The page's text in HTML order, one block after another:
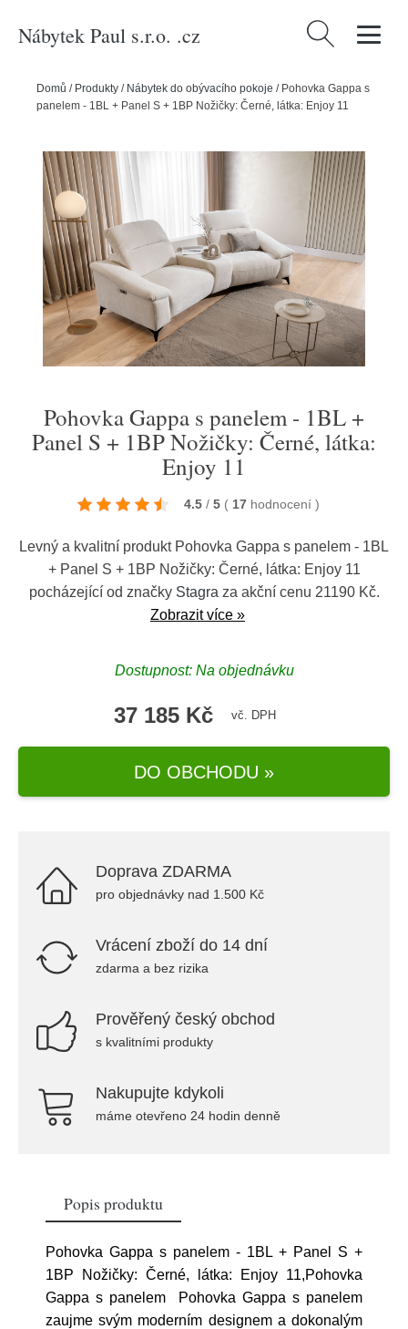
Nábytek Paul s.r.o. .cz Vyhledávání
Domů / Produkty / Nábytek do obývacího pokoje / Pohovka Gappa s
panelem - 1BL + Panel S + 1BP Nožičky: Černé, látka: Enjoy 11
Pohovka Gappa s panelem - 1BL +
Panel S + 1BP Nožičky: Černé, látka:
Enjoy 11
4.5 / 5 ( 17 hodnocení )
Levný a kvalitní produkt Pohovka Gappa s panelem - 1BL
+ Panel S + 1BP Nožičky: Černé, látka: Enjoy 11
pocházející od značky Stagra za akční cenu 21190 Kč.
Zobrazit více »
Dostupnost: Na objednávku
37 185 Kč vč. DPH
DO OBCHODU »
Doprava ZDARMA
pro objednávky nad 1.500 Kč
Vrácení zboží do 14 dní
zdarma a bez rizika
Prověřený český obchod
s kvalitními produkty
Nakupujte kdykoli
máme otevřeno 24 hodin denně
Popis produktu
Pohovka Gappa s panelem - 1BL + Panel S +
1BP Nožičky: Černé, látka: Enjoy 11,Pohovka
Gappa s panelem Pohovka Gappa s panelem
zaujme svým moderním designem a dokonalým